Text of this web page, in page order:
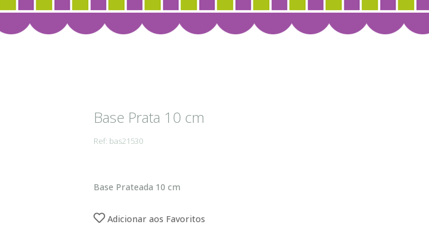
Base Prata 10 cm
Ref: bas21530
Base Prateada 10 cm
Adicionar aos Favoritos